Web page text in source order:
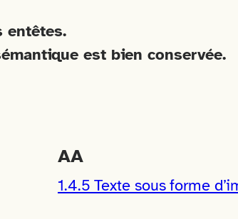
entêtes.
est bien conservée.
AA
1.4.5 Texte sous forme